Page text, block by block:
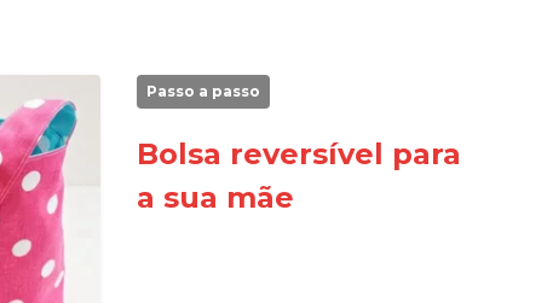
Passo a passo
Bolsa reversível para
a sua mãe